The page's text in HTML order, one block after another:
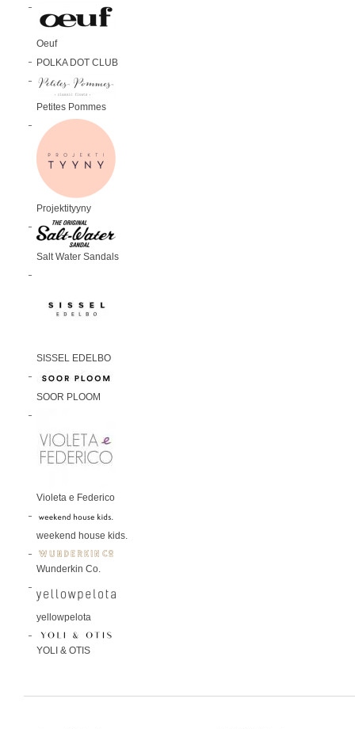
Oeuf
POLKA DOT CLUB
Petites Pommes
Projektityyny
Salt Water Sandals
SISSEL EDELBO
SOOR PLOOM
Violeta e Federico
weekend house kids.
Wunderkin Co.
yellowpelota
YOLI & OTIS